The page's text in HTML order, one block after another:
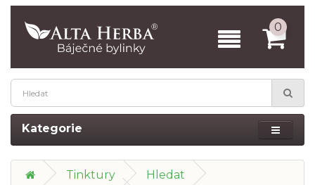
0
Kategorie
Tinktury
Hledat